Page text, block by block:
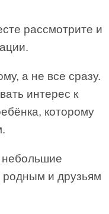
рассмотрите и
а не все сразу.
интерес к
которому
небольшие
родным и друзьям